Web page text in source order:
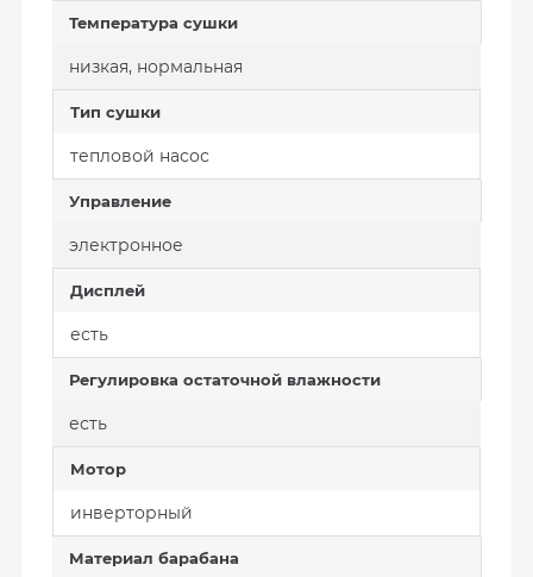
Температура сушки
низкая, нормальная
Тип сушки
тепловой насос
Управление
электронное
Дисплей
есть
Регулировка остаточной влажности
есть
Мотор
инверторный
Материал барабана